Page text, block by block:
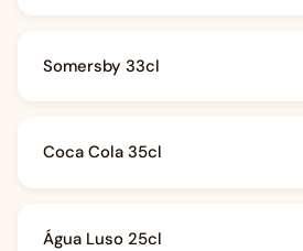
Somersby 33cl
Coca Cola 35cl
Água Luso 25cl